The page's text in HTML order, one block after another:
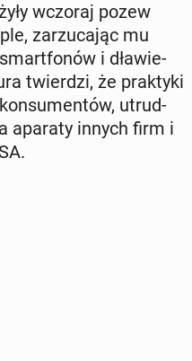
wczoraj pozew
za­rzu­ca­jąc mu
i dła­wie­
twier­dzi, że prak­ty­ki
utrud­
aparaty innych firm i